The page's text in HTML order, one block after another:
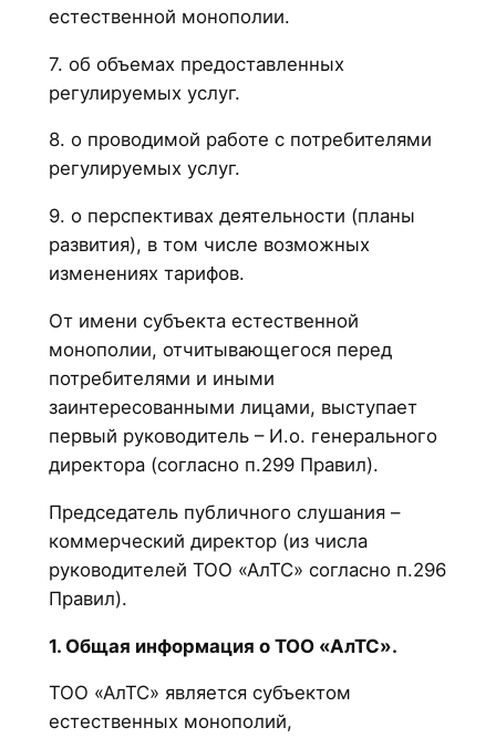
естественной монополии.
7. об объемах предоставленных
регулируемых услуг.
8. о проводимой работе с потребителями
регулируемых услуг.
9. о перспективах деятельности (планы
развития), в том числе возможных
изменениях тарифов.
От имени субъекта естественной
монополии, отчитывающегося перед
потребителями и иными
заинтересованными лицами, выступает
первый руководитель – И.о. генерального
директора (согласно п.299 Правил).
Председатель публичного слушания –
коммерческий директор (из числа
руководителей ТОО «АлТС» согласно п.296
Правил).
1. Общая информация о ТОО «АлТС».
ТОО «АлТС» является субъектом
естественных монополий,